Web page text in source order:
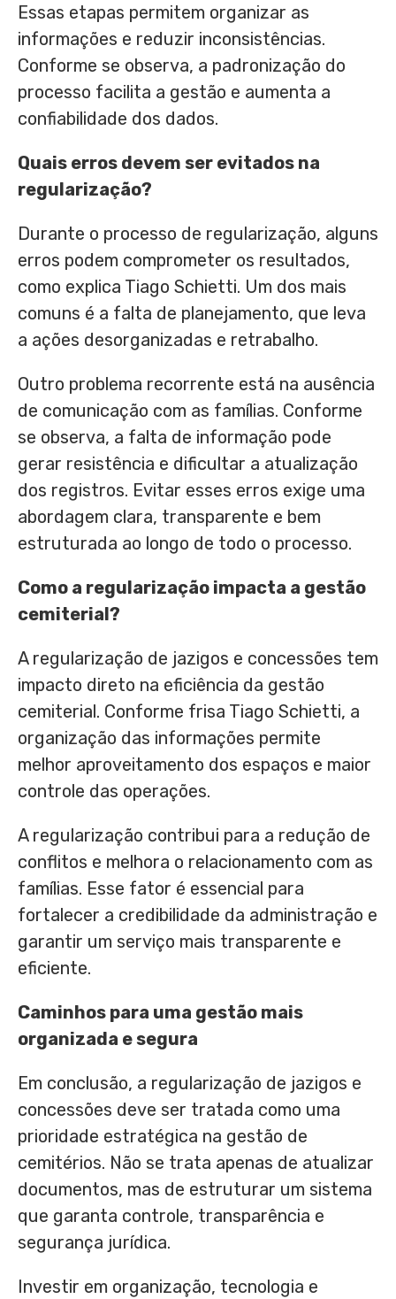
Essas etapas permitem organizar as
informações e reduzir inconsistências.
Conforme se observa, a padronização do
processo facilita a gestão e aumenta a
confiabilidade dos dados.
Quais erros devem ser evitados na
regularização?
Durante o processo de regularização, alguns
erros podem comprometer os resultados,
como explica Tiago Schietti. Um dos mais
comuns é a falta de planejamento, que leva
a ações desorganizadas e retrabalho.
Outro problema recorrente está na ausência
de comunicação com as famílias. Conforme
se observa, a falta de informação pode
gerar resistência e dificultar a atualização
dos registros. Evitar esses erros exige uma
abordagem clara, transparente e bem
estruturada ao longo de todo o processo.
Como a regularização impacta a gestão
cemiterial?
A regularização de jazigos e concessões tem
impacto direto na eficiência da gestão
cemiterial. Conforme frisa Tiago Schietti, a
organização das informações permite
melhor aproveitamento dos espaços e maior
controle das operações.
A regularização contribui para a redução de
conflitos e melhora o relacionamento com as
famílias. Esse fator é essencial para
fortalecer a credibilidade da administração e
garantir um serviço mais transparente e
eficiente.
Caminhos para uma gestão mais
organizada e segura
Em conclusão, a regularização de jazigos e
concessões deve ser tratada como uma
prioridade estratégica na gestão de
cemitérios. Não se trata apenas de atualizar
documentos, mas de estruturar um sistema
que garanta controle, transparência e
segurança jurídica.
Investir em organização, tecnologia e